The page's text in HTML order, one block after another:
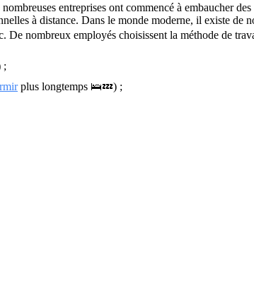
nombreuses entreprises ont commencé à embaucher
à distance. Dans le monde moderne, il existe de
De nombreux employés choisissent la méthode de
;
plus longtemps 🛌💤) ;